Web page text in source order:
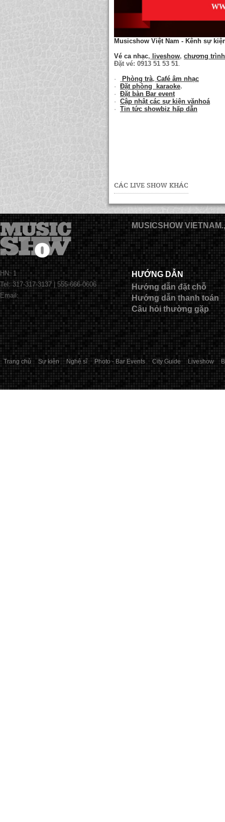
Musicshow Việt Nam - Kênh sự
Vé ca nhạc, liveshow, chương
Đặt vé: 0913 51 53 51
·
Phòng trà, Café âm nhạc
· Đặt phòng karaoke.
· Đặt bàn Bar event
· Cập nhật các sự kiện vănhoá
· Tin tức showbiz hấp dẫn
CÁC LIVE SHOW KHÁC
HN: 1
Tel: 317-317-3137 | 555-666-0606
Email:
MUSICSHOW VIETNAM.,
HƯỚNG DẪN
Hướng dẫn đặt chỗ
Hướng dẫn thanh toán
Câu hỏi thường gặp
Trang chủ Sự kiện Nghệ sĩ Photo - Bar Events City Guide Liveshow